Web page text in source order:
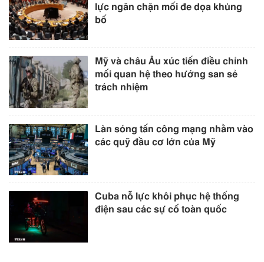
lực ngăn chặn mối đe dọa khủng
bố
Mỹ và châu Âu xúc tiến điều chỉnh
mối quan hệ theo hướng san sẻ
trách nhiệm
Làn sóng tấn công mạng nhằm vào
các quỹ đầu cơ lớn của Mỹ
Cuba nỗ lực khôi phục hệ thống
điện sau các sự cố toàn quốc